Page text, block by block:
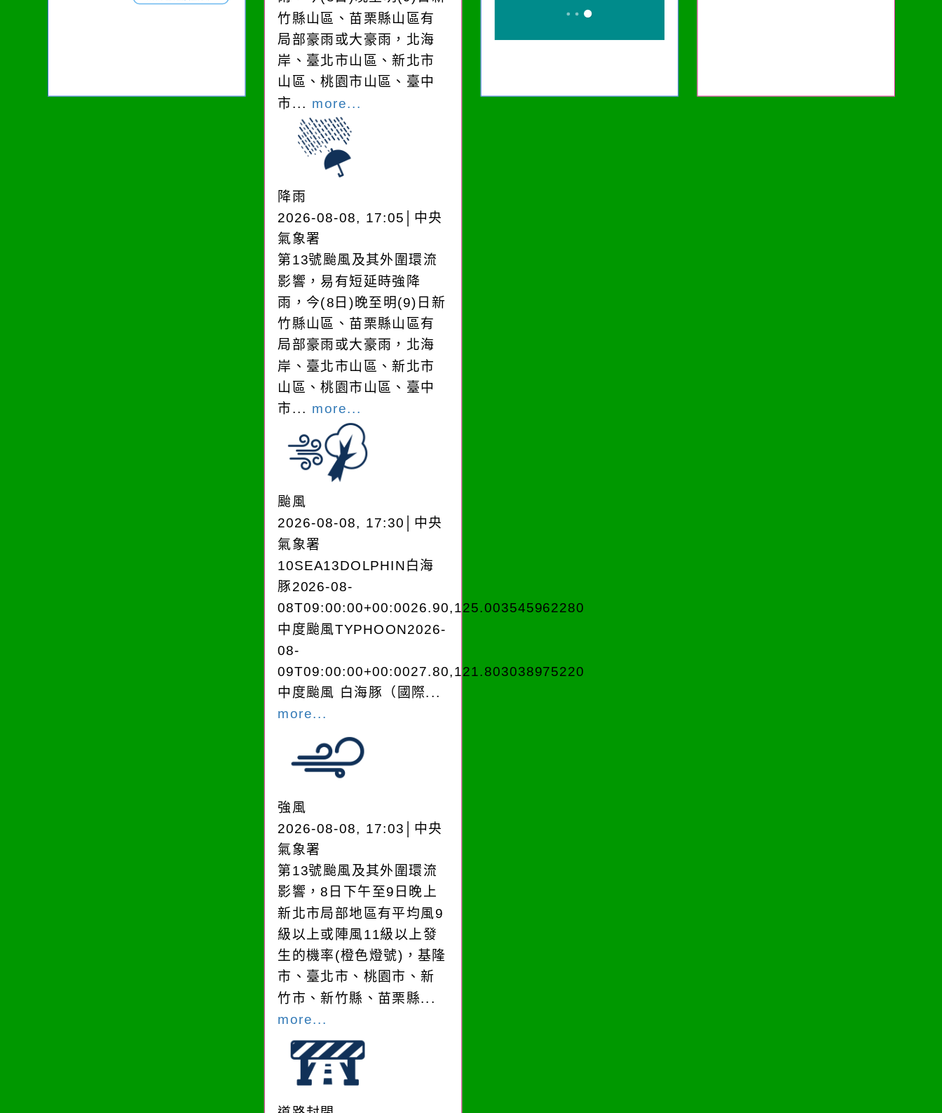
竹縣山區、苗栗縣山區有
局部豪雨或大豪雨，北海
岸、臺北市山區、新北市
山區、桃園市山區、臺中
市... more...
降雨
2026-08-08, 17:05│中央
氣象署
第13號颱風及其外圍環流
影響，易有短延時強降
雨，今(8日)晚至明(9)日新
竹縣山區、苗栗縣山區有
局部豪雨或大豪雨，北海
岸、臺北市山區、新北市
山區、桃園市山區、臺中
市... more...
颱風
2026-08-08, 17:30│中央
氣象署
10SEA13DOLPHIN白海
豚2026-08-
08T09:00:00+00:0026.90,125.003545962280
中度颱風TYPHOON2026-
08-
09T09:00:00+00:0027.80,121.803038975220
中度颱風 白海豚（國際...
more...
強風
2026-08-08, 17:03│中央
氣象署
第13號颱風及其外圍環流
影響，8日下午至9日晚上
新北市局部地區有平均風9
級以上或陣風11級以上發
生的機率(橙色燈號)，基隆
市、臺北市、桃園市、新
竹市、新竹縣、苗栗縣...
more...